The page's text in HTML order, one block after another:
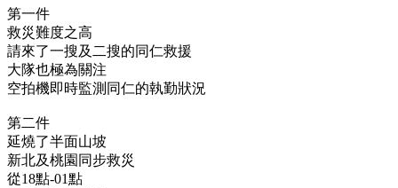
第一件
救災難度之高
請來了一搜及二搜的同仁救援
大隊也極為關注
空拍機即時監測同仁的執勤狀況
第二件
延燒了半面山坡
新北及桃園同步救災
從18點-01點